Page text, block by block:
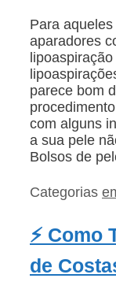
Para
aparadores
parece bom
com alguns
a sua pele
Bolsos de
Categorias
⚡
de